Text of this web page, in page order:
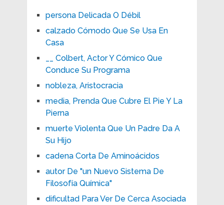
persona Delicada O Débil
calzado Cómodo Que Se Usa En
Casa
__ Colbert, Actor Y Cómico Que
Conduce Su Programa
nobleza, Aristocracia
media, Prenda Que Cubre El Pie Y La
Pierna
muerte Violenta Que Un Padre Da A
Su Hijo
cadena Corta De Aminoácidos
autor De "un Nuevo Sistema De
Filosofía Química"
dificultad Para Ver De Cerca Asociada